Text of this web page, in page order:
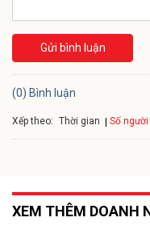
Gửi bình luận
(0) Bình luận
Xếp theo: Thời gian Số
XEM THÊM DOANH